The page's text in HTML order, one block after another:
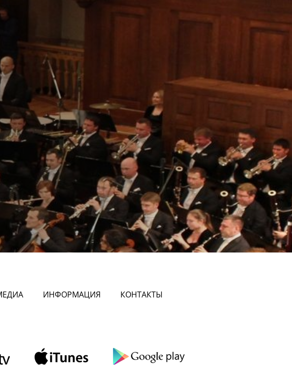
ИНФОРМАЦИЯ КОНТАКТЫ